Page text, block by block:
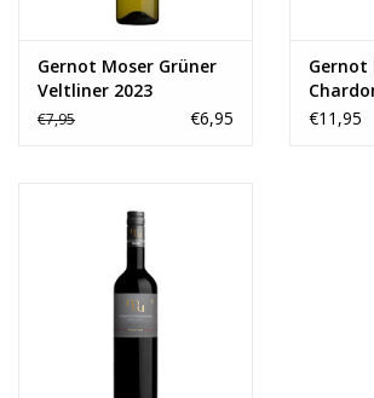
Gernot Moser Grüner
Veltliner 2023
€7,95 €6,95
Gernot
2021
€11,95